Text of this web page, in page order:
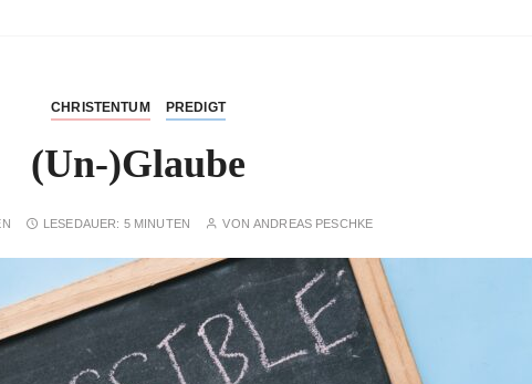
CHRISTENTUM PREDIGT
(Un-)Glaube
LESEDAUER: 5 MINUTEN VON ANDREAS PESCHKE